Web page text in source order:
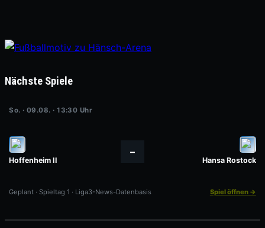
Nächste Spiele
So. · 09.08. · 13:30 Uhr
Hoffenheim II
–
Hansa Rostock
Geplant · Spieltag 1 · Liga3-News-Datenbasis Spiel öffnen →